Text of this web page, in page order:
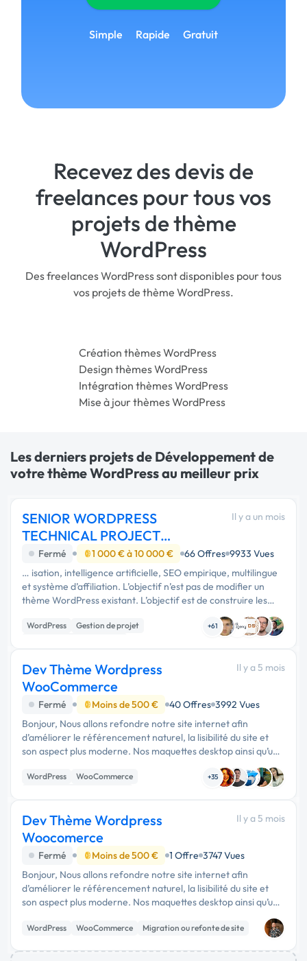
Simple Rapide Gratuit
Recevez des devis de
freelances pour tous vos
projets de thème
WordPress
Des freelances WordPress sont disponibles pour tous
vos projets de thème WordPress.
Création thèmes WordPress
Design thèmes WordPress
Intégration thèmes WordPress
Mise à jour thèmes WordPress
Les derniers projets de Développement de
votre thème WordPress au meilleur prix
SENIOR WORDPRESS
TECHNICAL PROJECT
MANAGER AI augmented
Il y a un mois
Fermé 1 000 € à 10 000 € 66 Offres 9933 Vues
… isation, intelligence artificielle, SEO empirique, multilingue
et système d’affiliation. L’objectif n’est pas de modifier un
thème WordPress existant. L’objectif est de construire les
fondations d’une véritable plateforme digitale propriétaire,
…WordPress
Gestion de projet
+61
Dev Thème Wordpress
WooCommerce
Il y a 5 mois
Fermé Moins de 500 € 40 Offres 3992 Vues
Bonjour, Nous allons refondre notre site internet afin
d’améliorer le référencement naturel, la lisibilité du site et
son aspect plus moderne. Nos maquettes desktop ainsi qu’une
partie mobile sont déjà réalisées sur Figma. Nous
recherchons quelq...
WordPress
WooCommerce
+35
Dev Thème Wordpress
Woocomerce
Il y a 5 mois
Fermé Moins de 500 € 1 Offre 3747 Vues
Bonjour, Nous allons refondre notre site internet afin
d’améliorer le référencement naturel, la lisibilité du site et
son aspect plus moderne. Nos maquettes desktop ainsi qu’une
recherchons quelq...
WordPress WooCommerce Migration ou refonte de site